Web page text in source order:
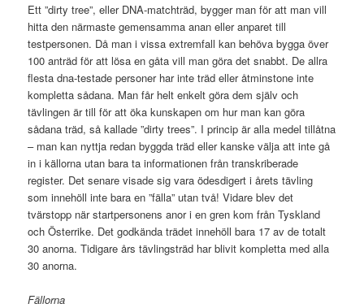
Ett ”dirty tree”, eller DNA-matchträd, bygger man för att man vill
hitta den närmaste gemensamma anan eller anparet till
testpersonen. Då man i vissa extremfall kan behöva bygga över
100 anträd för att lösa en gåta vill man göra det snabbt. De allra
flesta dna-testade personer har inte träd eller åtminstone inte
kompletta sådana. Man får helt enkelt göra dem själv och
tävlingen är till för att öka kunskapen om hur man kan göra
sådana träd, så kallade ”dirty trees”. I princip är alla medel tillåtna
– man kan nyttja redan byggda träd eller kanske välja att inte gå
in i källorna utan bara ta informationen från transkriberade
register. Det senare visade sig vara ödesdigert i årets tävling
som innehöll inte bara en ”fälla” utan två! Vidare blev det
tvärstopp när startpersonens anor i en gren kom från Tyskland
och Österrike. Det godkända trädet innehöll bara 17 av de totalt
30 anorna. Tidigare års tävlingsträd har blivit kompletta med alla
30 anorna.
Fällorna